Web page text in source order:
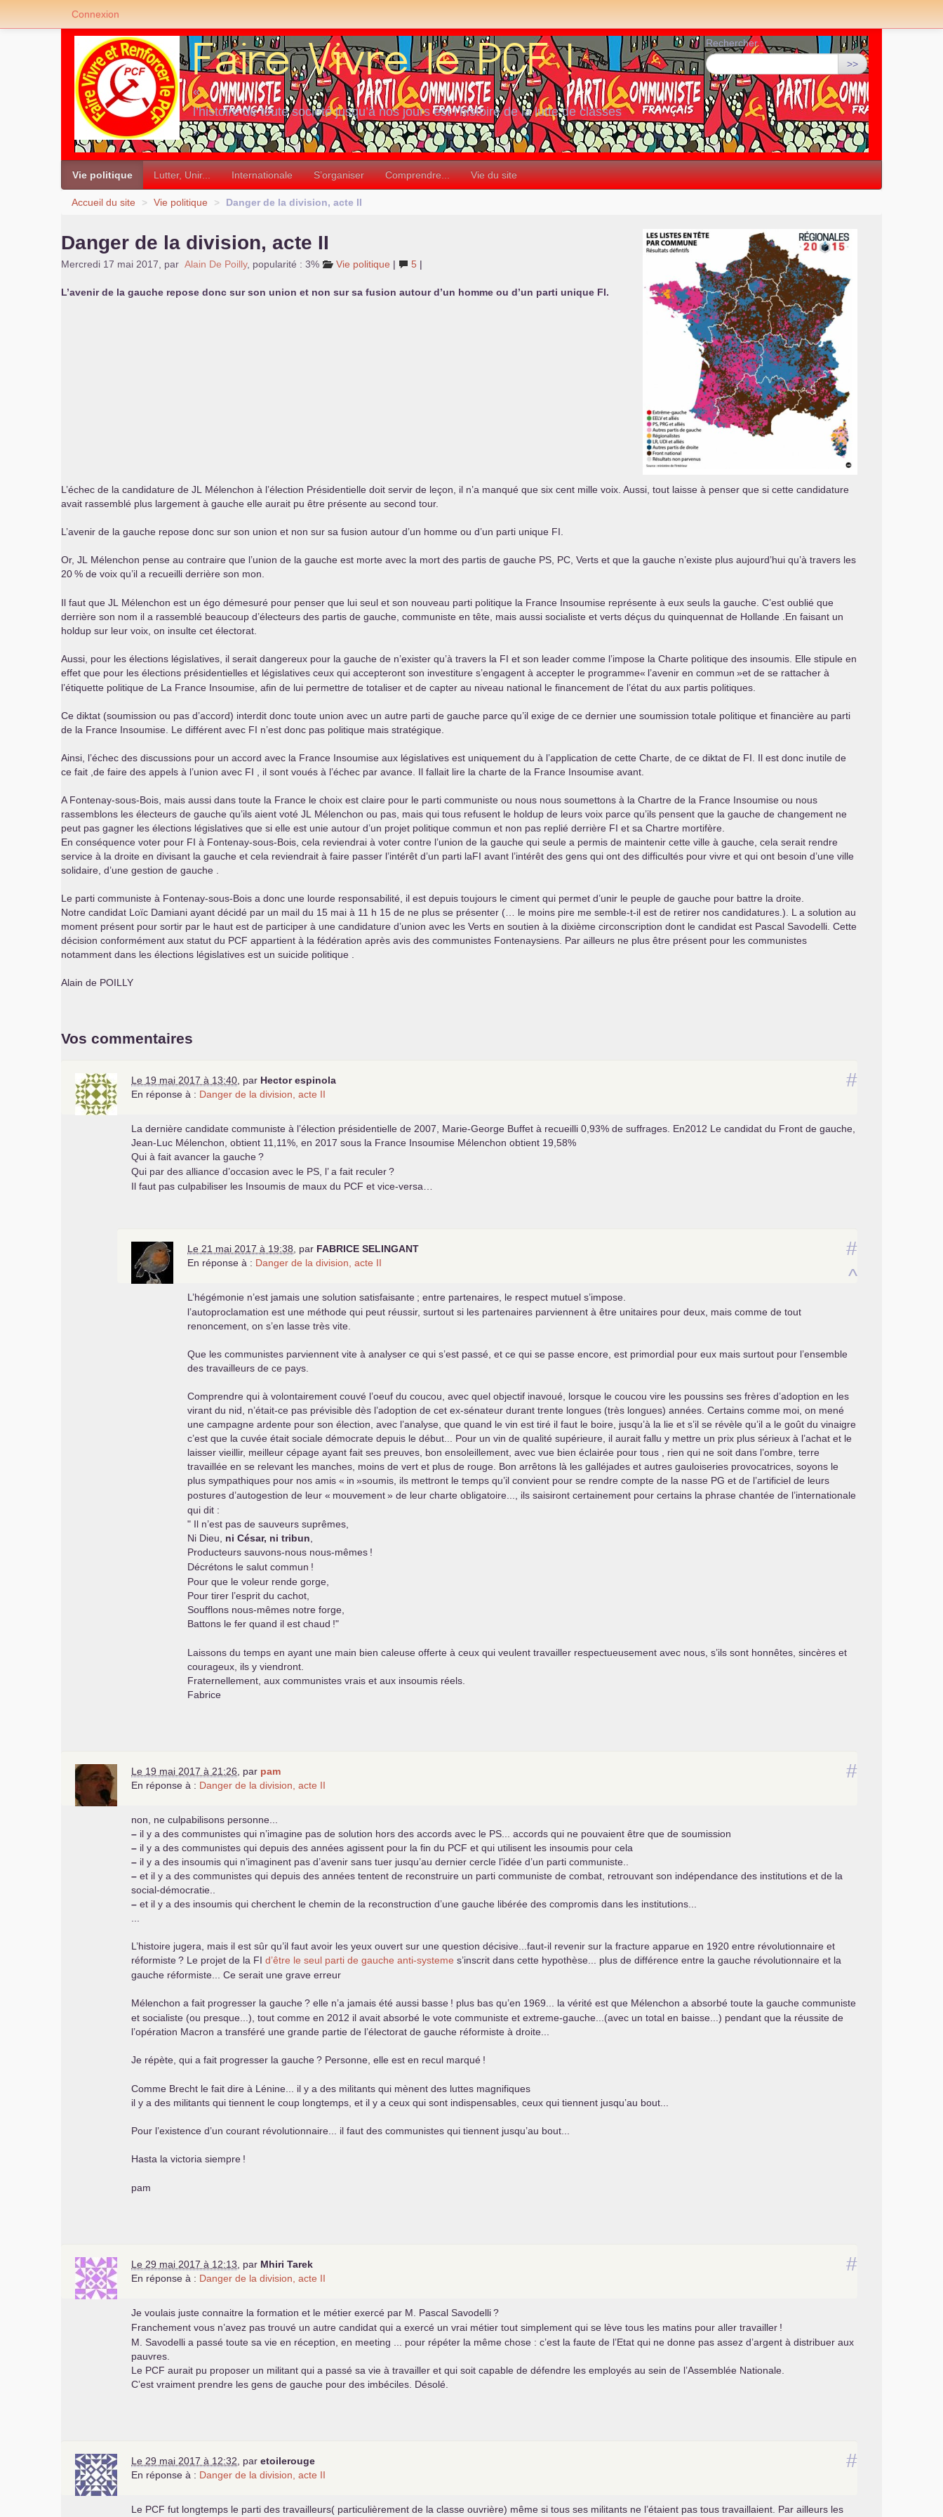
«
l’histoire de toute société jusqu’à nos jours est l’histoire de la lutte de classes
»
Rechercher :
>>
Vie politique Lutter, Unir... Internationale S’organiser Comprendre... Vie du site
Accueil du site > Vie politique > Danger de la division, acte II
Danger de la division, acte II
Mercredi 17 mai 2017 par Alain De Poilly, popularité : 3% Vie politique | 5 |
L’avenir de la gauche repose donc sur son union et non sur sa fusion autour d’un homme ou d’un parti unique FI.
L’échec de la candidature de JL
Mélenchon à l’élection Présidentielle doit servir de leçon, il n’a manqué que six cent mille voix. Aussi, tout laisse à penser que si cette candidature
avait rassemblé plus largement à gauche elle aurait pu être présente au second tour.
L’avenir de la gauche repose donc sur son union et non sur sa fusion autour d’un homme ou d’un parti unique FI
Or, JL Mélenchon pense au contraire que l’union de la gauche est morte avec la mort des partis de gauche PS PC , Verts et que la gauche n’existe plus aujourd’hui qu’à travers les
20% de voix qu’il a recueilli derrière son mon.
Il faut que JL
Mélenchon est un égo démesuré pour penser que lui seul et son nouveau parti politique la France Insoumise représente à eux seuls la gauche. C’est oublié que
derrière son nom il a rassemblé beaucoup d’électeurs des partis de gauche, communiste en tête, mais aussi socialiste et verts déçus du quinquennat de Hollande .En faisant un
holdup sur leur voix, on insulte cet électorat.
Aussi, pour les élections législatives, il serait dangereux pour la gauche de n’exister qu’à travers la FI et son leader comme l’impose la Charte politique des insoumis. Elle stipule en
effet que pour les élections présidentielles et législatives ceux qui accepteront son investiture s’engagent à accepter le programme« l’avenir en commun »et de se rattacher à
l’étiquette politique de La France Insoumise, afin de lui permettre de totaliser et de capter au niveau national le financement de l’état du aux partis politiques.
Ce diktat (soumission ou pas d’accord) interdit donc toute union avec un autre parti de gauche parce qu’il exige de ce dernier une soumission totale politique et financière au parti
de la France Insoumise. Le différent avec FI n’est donc pas politique mais stratégique.
Ainsi, l’échec des discussions pour un accord avec la France Insoumise aux législatives est uniquement du à l’application de cette Charte, de ce diktat de FI . Il est donc inutile de
ce fait ,de faire des appels à l’union avec FI , il sont voués à l’échec par avance. Il fallait lire la charte de la France Insoumise avant.
A Fontenay-sous-Bois, mais aussi dans toute la France le choix est claire pour le parti communiste ou nous nous soumettons à la Chartre de la France Insoumise ou nous
rassemblons les électeurs de gauche qu’ils aient voté JL
Mélenchon ou pas, mais qui tous refusent le holdup de leurs voix parce qu’ils pensent que la gauche de changement ne
peut pas gagner les élections législatives que si elle est unie autour d’un projet politique commun et non pas replié derrière FI et sa Chartre mortifère.
En conséquence voter pour FI à Fontenay-sous-Bois, cela reviendrai à voter contre l’union de la gauche qui seule a permis de maintenir cette ville à gauche, cela serait rendre
service à la droite en divisant la gauche et cela reviendrait à faire passer l’intérêt d’un parti laFI avant l’intérêt des gens qui ont des difficultés pour vivre et qui ont besoin d’une ville
solidaire, d’une gestion de gauche .
Le parti communiste à Fontenay-sous-Bois a donc une lourde responsabilité, il est depuis toujours le ciment qui permet d’unir le peuple de gauche pour battre la droite.
Notre candidat Loïc Damiani ayant décidé par un mail du 15 mai à 11 h 15 de ne plus se présenter (… le moins pire me semble-t-il est de retirer nos candidatures.). L a solution au
moment présent pour sortir par le haut est de participer à une candidature d’union avec les Verts en soutien à la dixième circonscription dont le candidat est Pascal Savodelli. Cette
décision conformément aux statut du PCF appartient à la fédération après avis des communistes Fontenaysiens. Par ailleurs ne plus être présent pour les communistes
notamment dans les élections législatives est un suicide politique .
Alain de POILLY
Vos commentaires
#
Le 19 mai 2017 à 13:40 par Hector espinola
En réponse à : Danger de la division, acte II
La dernière candidate communiste à l’élection présidentielle de 2007, Marie-George Buffet à recueilli 0,93% de suffrages. En2012 Le candidat du Front de gauche,
Jean-Luc Mélenchon, obtient 11,11%, en 2017 sous la France Insoumise Mélenchon obtient 19,58%
Qui à fait avancer la gauche?
Qui par des alliance d’occasion avec le PS , l’ a fait reculer?
Il faut pas culpabiliser les Insoumis de maux du PCF et vice-versa…
#
^
Le 21 mai 2017 à 19:38 par FABRICE SELINGANT
En réponse à : Danger de la division, acte II
L’hégémonie n’est jamais une solution satisfaisante ; entre partenaires, le respect mutuel s’impose.
l’autoproclamation est une méthode qui peut réussir, surtout si les partenaires parviennent à être unitaires pour deux, mais comme de tout
renoncement, on s’en lasse très vite.
Que les communistes parviennent vite à analyser ce qui s’est passé, et ce qui se passe encore, est primordial pour eux mais surtout pour l’ensemble
des travailleurs de ce pays.
Comprendre qui à volontairement couvé l’oeuf du coucou, avec quel objectif inavoué, lorsque le coucou vire les poussins ses frères d’adoption en les
virant du nid, n’était-ce pas prévisible dès l’adoption de cet ex-sénateur durant trente longues (très longues) années. Certains comme moi, on mené
une campagne ardente pour son élection, avec l’analyse, que quand le vin est tiré il faut le boire, jusqu’à la lie et s’il se révèle qu’il a le goût du vinaigre
c’est que la cuvée était sociale démocrate depuis le début... Pour un vin de qualité supérieure, il aurait fallu y mettre un prix plus sérieux à l’achat et le
laisser vieillir, meilleur cépage ayant fait ses preuves, bon ensoleillement, avec vue bien éclairée pour tous , rien qui ne soit dans l’ombre, terre
travaillée en se relevant les manches, moins de vert et plus de rouge. Bon arrêtons là les galléjades et autres gauloiseries provocatrices, soyons le
plus sympathiques pour nos amis « in »soumis, ils mettront le temps qu’il convient pour se rendre compte de la nasse PG et de l’artificiel de leurs
postures d’autogestion de leur « mouvement» de leur charte obligatoire..., ils saisiront certainement pour certains la phrase chantée de l’internationale
qui dit :
" Il n’est pas de sauveurs suprêmes,
Ni Dieu, ni César, ni tribun
Producteurs sauvons-nous nous-mêmes !
Décrétons le salut commun !
Pour que le voleur rende gorge,
Pour tirer l’esprit du cachot,
Soufflons nous-mêmes notre forge,
Battons le fer quand il est chaud !"
Laissons du temps en ayant une main bien caleuse offerte à ceux qui veulent travailler respectueusement avec nous, s’ils sont honnêtes, sincères et
courageux, ils y viendront.
Fraternellement, aux communistes vrais et aux insoumis réels.
Fabrice
#
Le 19 mai 2017 à 21:26 par pam
En réponse à : Danger de la division, acte II
non, ne culpabilisons personne...
– il y a des communistes qui n’imagine pas de solution hors des accords avec le PS ... accords qui ne pouvaient être que de soumission
– il y a des communistes qui depuis des années agissent pour la fin du PCF et qui utilisent les insoumis pour cela
– il y a des insoumis qui n’imaginent pas d’avenir sans tuer jusqu’au dernier cercle l’idée d’un parti communiste..
– et il y a des communistes qui depuis des années tentent de reconstruire un parti communiste de combat, retrouvant son indépendance des institutions et de la
social-démocratie..
– et il y a des insoumis qui cherchent le chemin de la reconstruction d’une gauche libérée des compromis dans les institutions...
L’histoire jugera, mais il est sûr qu’il faut avoir les yeux ouvert sur une question décisive...faut-il revenir sur la fracture apparue en 1920 entre révolutionnaire et
réformiste? Le projet de la FI d’être le seul parti de gauche anti-systeme s’inscrit dans cette hypothèse... plus de différence entre la gauche révolutionnaire et la
gauche réformiste... Ce serait une grave erreur
Mélenchon a fait progresser la gauche? elle n’a jamais été aussi basse ! plus bas qu’en 1969... la vérité est que Mélenchon a absorbé toute la gauche communiste
et socialiste (ou presque...), tout comme en 2012 il avait absorbé le vote communiste et extreme-gauche...(avec un total en baisse...) pendant que la réussite de
l’opération Macron a transféré une grande partie de l’électorat de gauche réformiste à droite...
Je répète, qui a fait progresser la gauche? Personne, elle est en recul marqué !
Comme Brecht le fait dire à Lénine... il y a des militants qui mènent des luttes magnifiques
il y a des militants qui tiennent le coup longtemps, et il y a ceux qui sont indispensables, ceux qui tiennent jusqu’au bout...
Pour l’existence d’un courant révolutionnaire... il faut des communistes qui tiennent jusqu’au bout...
Hasta la victoria siempre !
pam
#
Le 29 mai 2017 à 12:13 par Mhiri Tarek
En réponse à : Danger de la division, acte II
Je voulais juste connaitre la formation et le métier exercé par M. Pascal Savodelli?
Franchement vous n’avez pas trouvé un autre candidat qui a exercé un vrai métier tout simplement qui se lève tous les matins pour aller travailler !
M. Savodelli a passé toute sa vie en réception, en meeting ... pour répéter la même chose : c’est la faute de l’Etat qui ne donne pas assez d’argent à distribuer aux
pauvres.
Le PCF aurait pu proposer un militant qui a passé sa vie à travailler et qui soit capable de défendre les employés au sein de l’Assemblée Nationale.
C’est vraiment prendre les gens de gauche pour des imbéciles. Désolé.
#
Le 29 mai 2017 à 12:32 par etoilerouge
En réponse à : Danger de la division, acte II
Le PCF fut longtemps le parti des travailleurs( particulièrement de la classe ouvrière) même si tous ses militants ne l’étaient pas tous travaillaient. Par ailleurs les
Connexion